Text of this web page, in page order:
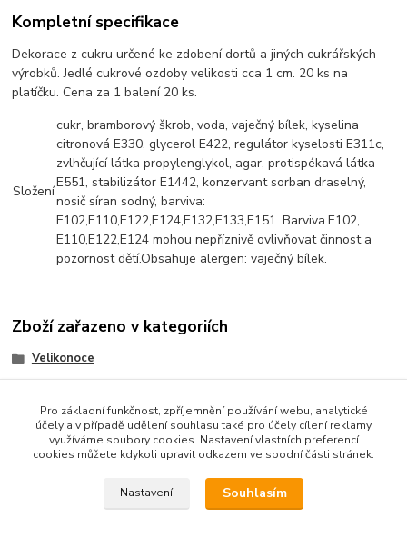
Kompletní specifikace
Dekorace z cukru určené ke zdobení dortů a jiných cukrářských
výrobků. Jedlé cukrové ozdoby velikosti cca 1 cm. 20 ks na
platíčku. Cena za 1 balení 20 ks.
Složení
cukr, bramborový škrob, voda, vaječný bílek, kyselina
citronová E330, glycerol E422, regulátor kyselosti E311c,
zvlhčující látka propylenglykol, agar, protispékavá látka
E551, stabilizátor E1442, konzervant sorban draselný,
nosič síran sodný, barviva:
E102,E110,E122,E124,E132,E133,E151. Barviva.E102,
E110,E122,E124 mohou nepříznivě ovlivňovat činnost a
pozornost dětí.Obsahuje alergen: vaječný bílek.
Zboží zařazeno v kategoriích
Velikonoce
vystavit kupujícímu účtenku. Zároveň je povinen zaevidovat
přijatou tržbu u správce daně online; v případě technického
Pro základní funkčnost, zpříjemnění používání webu, analytické
účely a v případě udělení souhlasu také pro účely cílení reklamy
využíváme soubory cookies. Nastavení vlastních preferencí
cookies můžete kdykoli upravit odkazem ve spodní části stránek.
Nastavení Souhlasím